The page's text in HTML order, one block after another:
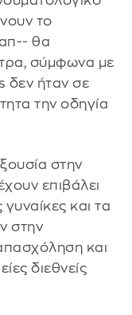
το
θα
σύμφωνα με
δεν ήταν σε
την οδηγία
στην
επιβάλει
και τα
στην
και
διεθνείς